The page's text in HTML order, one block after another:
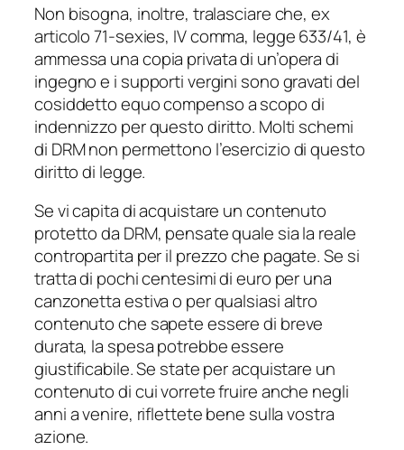
Non bisogna, inoltre, tralasciare che, ex
articolo 71-sexies, IV comma, legge 633/41, è
ammessa una copia privata di un’opera di
ingegno e i supporti vergini sono gravati del
cosiddettoequo compensoa scopo di
indennizzo per questo diritto. Molti schemi
di DRM non permettono l’esercizio di questo
diritto di legge.
Se vi capita di acquistare un contenuto
protetto da DRM, pensate quale sia la reale
contropartita per il prezzo che pagate. Se si
tratta di pochi centesimi di euro per una
canzonetta estiva o per qualsiasi altro
contenuto che sapete essere di breve
durata, la spesa potrebbe essere
giustificabile. Se state per acquistare un
contenuto di cui vorrete fruire anche negli
anni a venire, riflettete bene sulla vostra
azione.